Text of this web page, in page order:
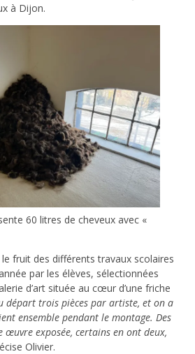
à Dijon.
60 litres de cheveux avec «
fruit des différents travaux scolaires
par les élèves, sélectionnées
d’art située au cœur d’une friche
départ trois pièces par artiste, et on a
ensemble pendant le montage. Des
œuvre exposée, certains en ont deux,
Olivier.